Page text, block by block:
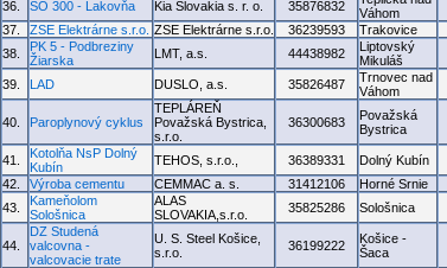
36. SO 300 - Lakovňa Kia Slovakia s. r. o. 35876832
Váhom
37.
ZSE Elektrárne s.r.o. ZSE Elektrárne s.r.o. 36239593 Trakovice
38.
PK 5 - Podbreziny
Žiarska
LMT, a.s. 44438982
Liptovský
Mikuláš
39. LAD DUSLO, a.s. 35826487
Trnovec nad
Váhom
40. Paroplynový cyklus
TEPLÁREŇ
Považská Bystrica,
s.r.o.
36300683
Považská
Bystrica
41.
Kotolňa NsP Dolný
Kubín
TEHOS, s.r.o., 36389331 Dolný Kubín
42.
Výroba cementu CEMMAC a. s. 31412106 Horné Srnie
43.
Kameňolom
Sološnica
ALAS
SLOVAKIA,s.r.o.
35825286 Sološnica
44.
DZ Studená
valcovna -
valcovacie trate
U. S. Steel Košice,
s.r.o.
36199222
Košice -
Šaca